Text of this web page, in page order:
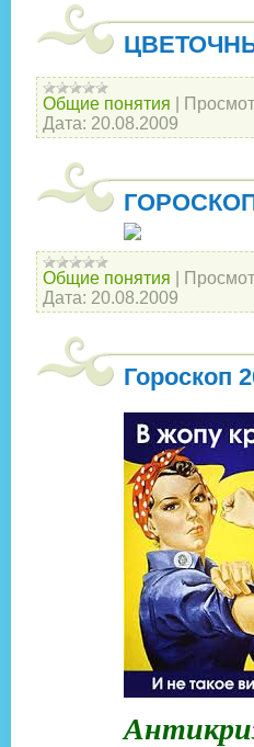
Общие понятия
Дата: 20.08.2009
Общие понятия
Дата: 20.08.2009
Гороскоп